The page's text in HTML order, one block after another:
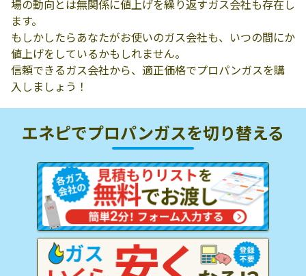
場の動向とは無関係に値上げを繰り返すガス会社も存在し
ます。
もしかしたらあなたがお使いのガス会社も、いつの間にか
値上げをしているかもしれません。
信頼できるガス会社から、適正価格でプロパンガスを購
入しましょう！
エネピでプロパンガスを切り替える